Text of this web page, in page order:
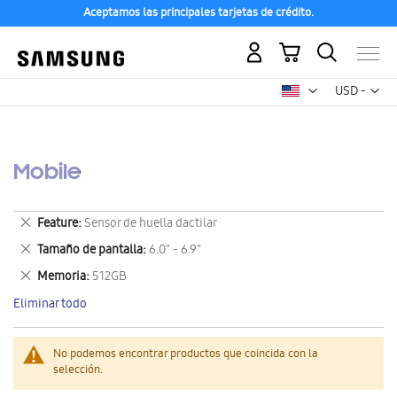
Aceptamos las principales tarjetas de crédito.
USD -
dólar
Mi carrito
Mobile
No podemos encontrar productos que coincida con la
selección.
Feature Sensor de huella dactilar
Eliminar
este
artículo
Tamaño de pantalla 6.0" - 6.9"
Eliminar
este
artículo
Memoria 512GB
Eliminar
este
artículo
Eliminar todo